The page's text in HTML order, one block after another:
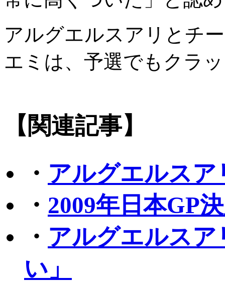
アルグエルスアリとチ
エミは、予選でもクラ
【関連記事】
・ アルグエルス
・ 2009年日本GP
・ アルグエルス
い」